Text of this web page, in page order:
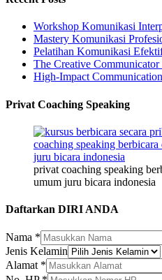
Workshop Komunikasi
Mastery Komunikasi
Pelatihan Komunikasi
The Creative Communicator
High-Impact Communication
Privat Coaching Speaking
privat coaching speaking
umum juru bicara indonesia
Daftarkan DIRI ANDA
Nama *
Jenis Kelamin
Alamat *